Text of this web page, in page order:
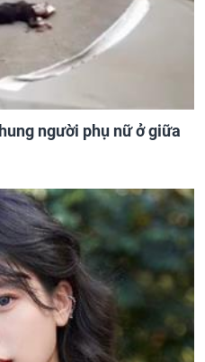
người phụ nữ ở giữa